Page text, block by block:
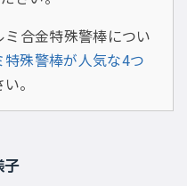
合金特殊警棒につい
殊警棒が人気な4つ
。